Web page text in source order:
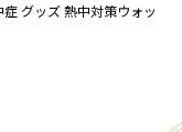
グッズ 熱中対策ウォッ